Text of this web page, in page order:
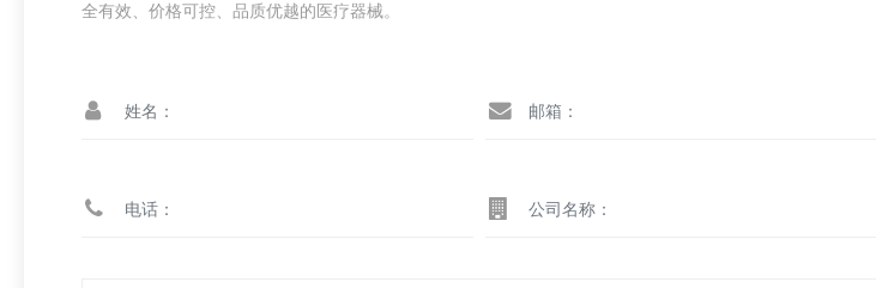
全有效、价格可控、品质优越的医疗器械。